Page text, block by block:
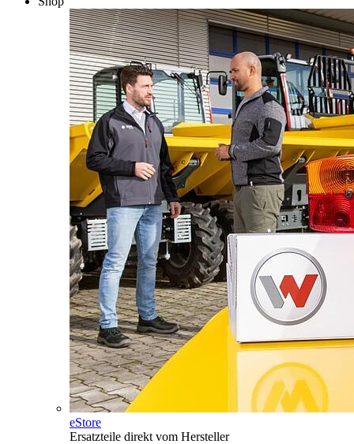
eStore
Ersatzteile direkt vom Hersteller